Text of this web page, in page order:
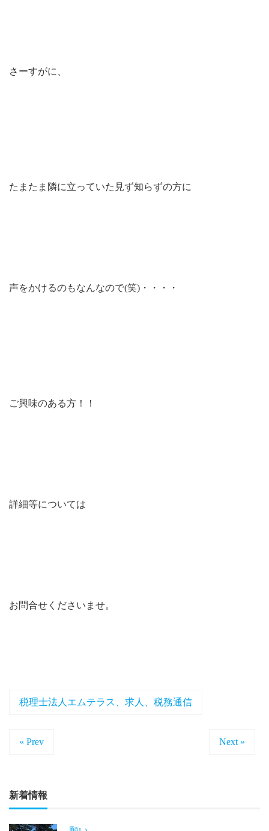
さーすがに、
たまたま隣に立っていた見ず知らずの方に
声をかけるのもなんなので(笑)・・・・
ご興味のある方！！
詳細等については
お問合せくださいませ。
税理士法人エムテラス、求人、税務通信
« Prev Next »
新着情報